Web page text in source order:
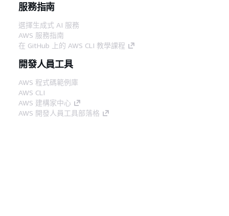
服務指南
選擇生成式 AI 服務
AWS 服務指南
在 GitHub 上的 AWS CLI 教學課程
開發人員工具
AWS 程式碼範例庫
AWS CLI
AWS 建構家中心
AWS 開發人員工具部落格